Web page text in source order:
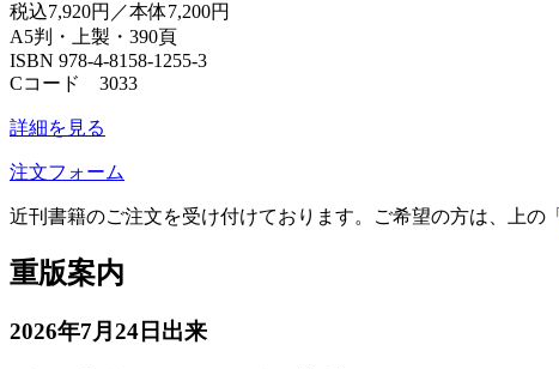
税込7,920円／本体7,200円
A5判・上製・390頁
ISBN 978-4-8158-1255-3
Cコード 3033
詳細を見る
注文フォーム
近刊書籍のご注文を受け付けております。ご希望の方は、上の「
重版案内
2026年7月24日出来